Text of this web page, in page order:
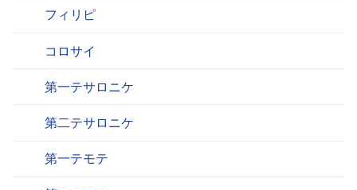
フィリピ
コロサイ
第一テサロニケ
第二テサロニケ
第一テモテ